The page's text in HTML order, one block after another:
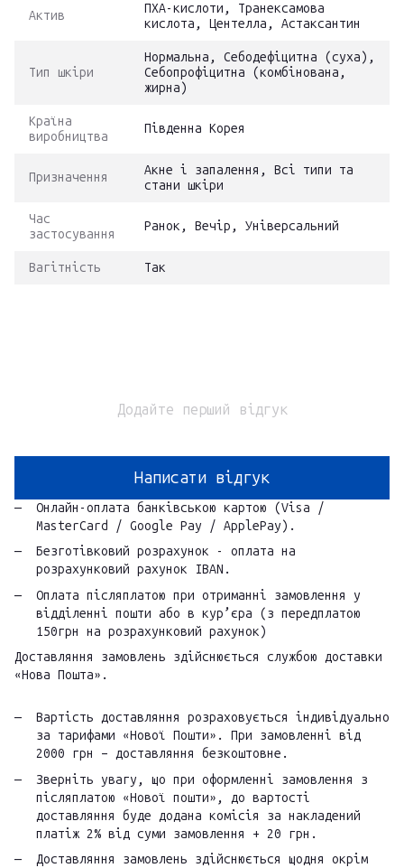
Актив
ПХА-кислоти, Транексамова
кислота, Центелла, Астаксантин
Тип шкіри
Нормальна, Себодефіцитна (суха),
Себопрофіцитна (комбінована,
жирна)
Країна
виробництва
Південна Корея
Призначення
Акне і запалення, Всі типи та
стани шкіри
Час
застосування
Ранок, Вечір, Універсальний
Вагітність Так
Додайте перший відгук
Написати відгук
Онлайн-оплата банківською картою (Visa /
MasterCard / Google Pay / ApplePay).
Безготівковий розрахунок - оплата на
розрахунковий рахунок IBAN.
Оплата післяплатою при отриманні замовлення у
відділенні пошти або в кур’єра (з передплатою
150грн на розрахунковий рахунок)
Доставляння замовлень здійснюється службою доставки
«Нова Пошта».
Вартість доставляння розраховується індивідуально
за тарифами «Нової Пошти». При замовленні від
2000 грн – доставляння безкоштовне.
Зверніть увагу, що при оформленні замовлення з
післяплатою «Нової пошти», до вартості
доставляння буде додана комісія за накладений
платіж 2% від суми замовлення + 20 грн.
Доставляння замовлень здійснюється щодня окрім